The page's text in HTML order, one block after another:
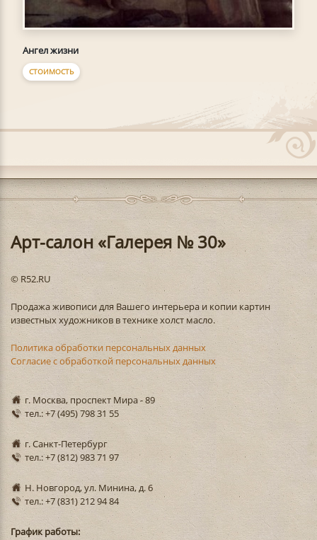
Ангел жизни
СТОИМОСТЬ
Арт-салон «Галерея № 30»
© R52.RU
Продажа живописи для Вашего интерьера и копии картин
известных художников в технике холст масло.
Политика обработки персональных данных
Согласие с обработкой персональных данных
г. Москва, проспект Мира - 89
тел.: +7 (495) 798 31 55
г. Санкт-Петербург
тел.: +7 (812) 983 71 97
Н. Новгород, ул. Минина, д. 6
тел.: +7 (831) 212 94 84
График работы: